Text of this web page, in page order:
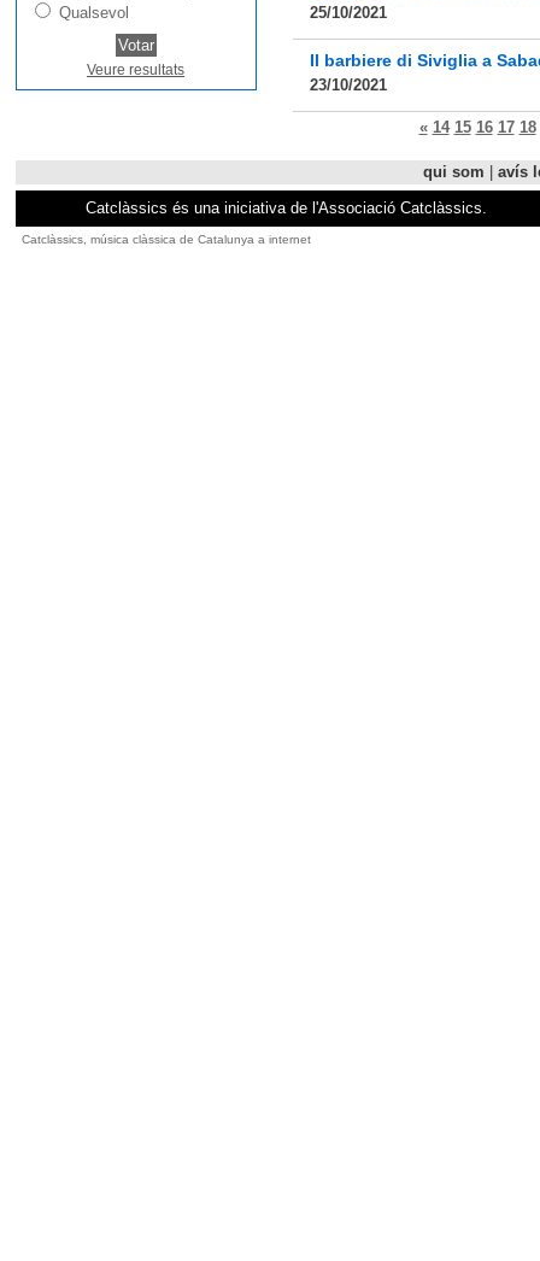
Qualsevol
Veure resultats
25/10/2021
Il barbiere di Siviglia a
23/10/2021
« 14 15 16 17 18
qui som
avís
Catclàssics és una iniciativa de l'Associació Catclàssics.
Catclàssics, música clàssica de Catalunya a internet